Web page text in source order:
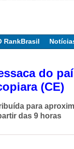
RankBrasil
do
(CE)
para
das 9 horas